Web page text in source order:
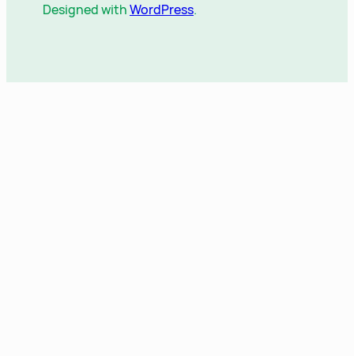
Designed withWordPress.